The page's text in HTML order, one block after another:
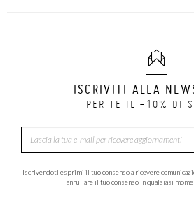
ISCRIVITI ALLA
PER TE IL -10% DI
Iscrivendoti esprimi il tuo consenso a ricevere
annullare il tuo consenso in qualsiasi